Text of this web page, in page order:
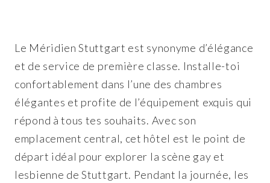
Le Méridien Stuttgart est synonyme d’élégance
et de service de première classe. Installe-toi
confortablement dans l’une des chambres
élégantes et profite de l’équipement exquis qui
répond à tous tes souhaits. Avec son
emplacement central, cet hôtel est le point de
départ idéal pour explorer la scène gay et
lesbienne de Stuttgart. Pendant la journée, les